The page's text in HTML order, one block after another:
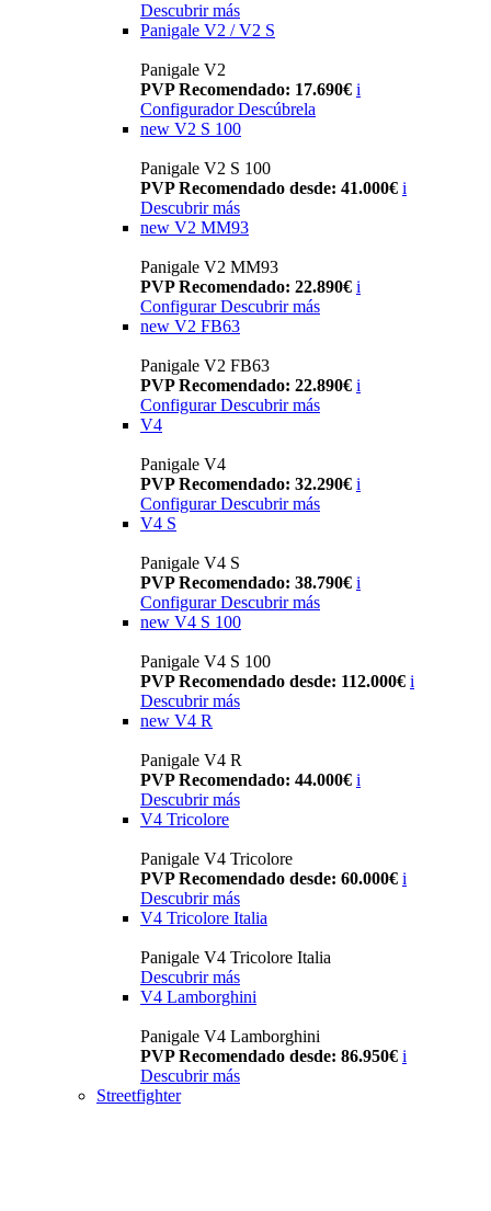
Descubrir más
Panigale V2 / V2 S
Panigale V2
PVP Recomendado: 17.690€ i
Configurador Descúbrela
new V2 S 100
Panigale V2 S 100
PVP Recomendado desde: 41.000€ i
Descubrir más
new V2 MM93
Panigale V2 MM93
PVP Recomendado: 22.890€ i
Configurar Descubrir más
new V2 FB63
Panigale V2 FB63
PVP Recomendado: 22.890€ i
Configurar Descubrir más
V4
Panigale V4
PVP Recomendado: 32.290€ i
Configurar Descubrir más
V4 S
Panigale V4 S
PVP Recomendado: 38.790€ i
Configurar Descubrir más
new V4 S 100
Panigale V4 S 100
PVP Recomendado desde: 112.000€ i
Descubrir más
new V4 R
Panigale V4 R
PVP Recomendado: 44.000€ i
Descubrir más
V4 Tricolore
Panigale V4 Tricolore
PVP Recomendado desde: 60.000€ i
Descubrir más
V4 Tricolore Italia
Panigale V4 Tricolore Italia
Descubrir más
V4 Lamborghini
Panigale V4 Lamborghini
PVP Recomendado desde: 86.950€ i
Descubrir más
Streetfighter